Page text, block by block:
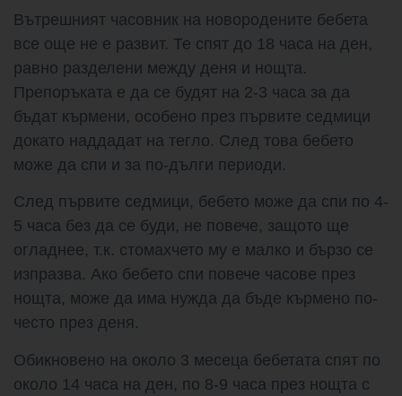
Вътрешният часовник на новородените бебета
все още не е развит. Те спят до 18 часа на ден,
равно разделени между деня и нощта.
Препоръката е да се будят на 2-3 часа за да
бъдат кърмени, особено през първите седмици
докато наддадат на тегло. След това бебето
може да спи и за по-дълги периоди.
След първите седмици, бебето може да спи по 4-
5 часа без да се буди, не повече, защото ще
огладнее, т.к. стомахчето му е малко и бързо се
изпразва. Ако бебето спи повече часове през
нощта, може да има нужда да бъде кърмено по-
често през деня.
Обикновено на около 3 месеца бебетата спят по
около 14 часа на ден, по 8-9 часа през нощта с